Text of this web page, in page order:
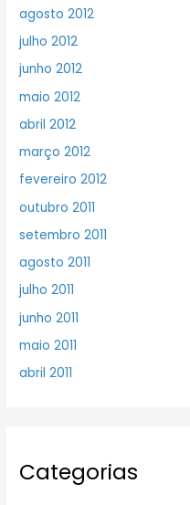
agosto 2012
julho 2012
junho 2012
maio 2012
abril 2012
março 2012
fevereiro 2012
outubro 2011
setembro 2011
agosto 2011
julho 2011
junho 2011
maio 2011
abril 2011
Categorias